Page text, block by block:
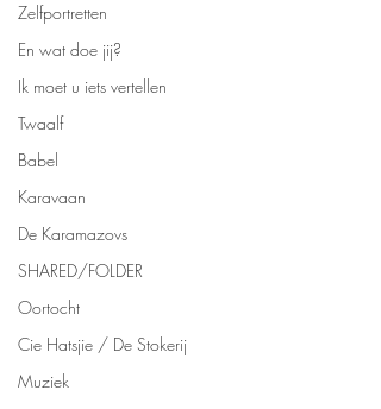
Zelfportretten
En wat doe jij?
Ik moet u iets vertellen
Twaalf
Babel
Karavaan
De Karamazovs
SHARED/FOLDER
Oortocht
Cie Hatsjie / De Stokerij
Muziek